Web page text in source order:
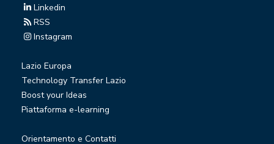
Linkedin
RSS
Instagram
Lazio Europa
Technology Transfer Lazio
Boost your Ideas
Piattaforma e-learning
Orientamento e Contatti